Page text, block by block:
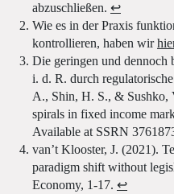
abzuschließen. ↩
Wie es in der Praxis
kontrollieren, haben wir
Die geringen und dennoch
i. d. R. durch
A., Shin, H. S., & Sushko,
spirals in fixed income
Available at SSRN
van’t Klooster, J. (2021).
paradigm shift without
Economy, 1-17. ↩